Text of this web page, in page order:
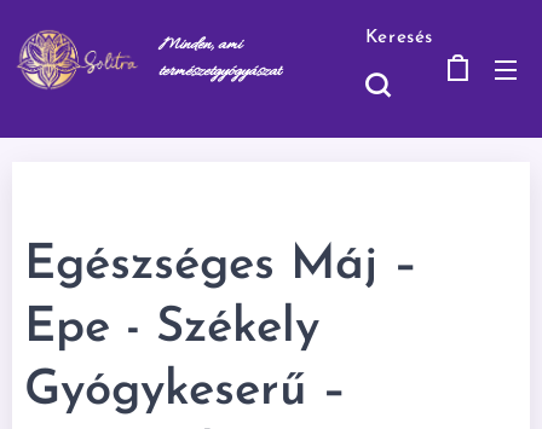
Minden, ami
természetgyógyászat
Keresés
Egészséges Máj –
Epe - Székely
Gyógykeserű –